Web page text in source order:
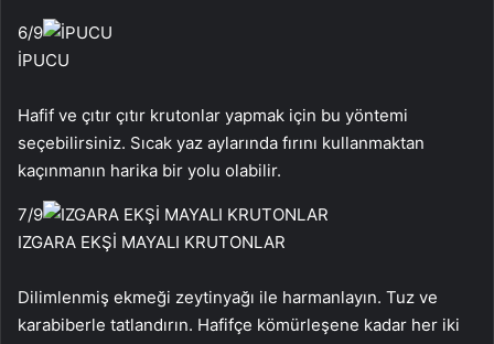
6/9
İPUCU
Hafif ve çıtır çıtır krutonlar yapmak için bu yöntemi
seçebilirsiniz. Sıcak yaz aylarında fırını kullanmaktan
kaçınmanın harika bir yolu olabilir.
7/9
IZGARA EKŞİ MAYALI KRUTONLAR
Dilimlenmiş ekmeği zeytinyağı ile harmanlayın. Tuz ve
karabiberle tatlandırın. Hafifçe kömürleşene kadar her iki